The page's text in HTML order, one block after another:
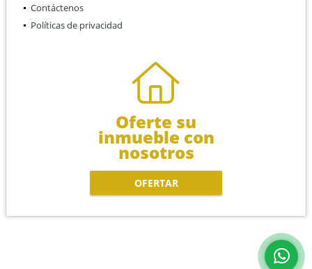
Contáctenos
Políticas de privacidad
Oferte su
inmueble con
nosotros
OFERTAR